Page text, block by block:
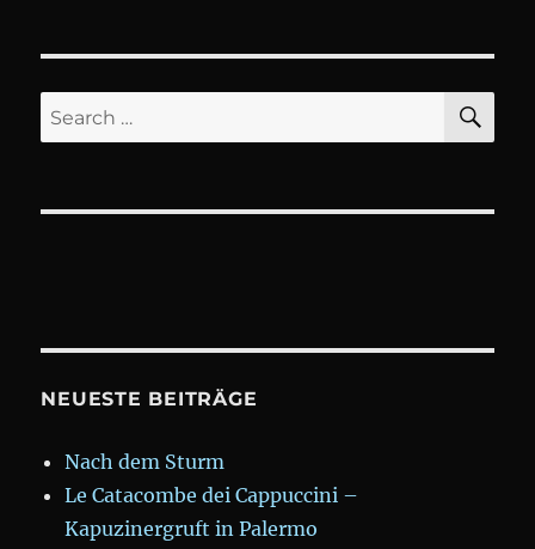
Mai
2017
Search
for:
NEUESTE BEITRÄGE
Nach dem Sturm
Le Catacombe dei Cappuccini –
Kapuzinergruft in Palermo